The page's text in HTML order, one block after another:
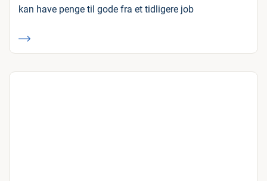
kan have penge til gode fra et tidligere job